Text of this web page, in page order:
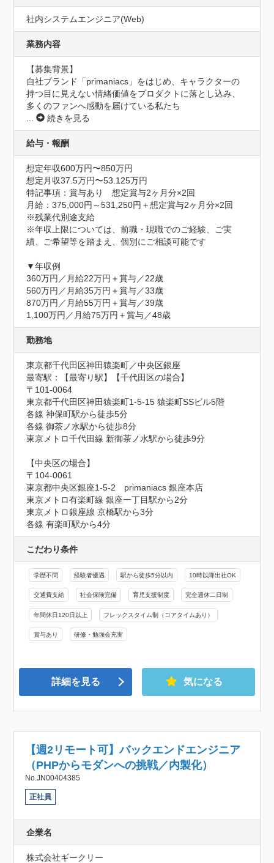
社内システムエンジニア(Web)
業務内容
【募集背景】
自社ブランド「primaniacs」をはじめ、キャラクターの
持つ目に見えない情緒価値をプロダクトに落とし込み、
多くのファンへ感動を届けている私たち
...
続きを見る
給与・報酬
想定年収600万円〜850万円
想定月収37.5万円〜53.125万円
特記事項：賞与あり　想定賞与2ヶ月分×2回
月給：375,000円～531,250円＋想定賞与2ヶ月分×2回
※残業代別途支給
※年収上限については、前職・現職でのご経験、ご実
績、ご希望等を踏まえ、個別にご相談可能です
▼年収例
360万円／月給22万円＋賞与／22歳
560万円／月給35万円＋賞与／33歳
870万円／月給55万円＋賞与／39歳
1,100万円／月給75万円＋賞与／48歳
勤務地
東京都千代田区神田猿楽町／中央区銀座
最寄駅：【最寄り駅】【千代田区の場合】
〒101-0064
東京都千代田区神田猿楽町1-5-15 猿楽町SSビル5階
各線 神保町駅から徒歩5分
各線 御茶ノ水駅から徒歩8分
東京メトロ千代田線 新御茶ノ水駅から徒歩9分
【中央区の場合】
〒104-0061
東京都中央区銀座1-5-2　primaniacs 銀座本店
東京メトロ有楽町線 銀座一丁目駅から2分
東京メトロ銀座線 京橋駅から3分
各線 有楽町駅から4分
こだわり条件
学歴不問 経験者優遇 駅から徒歩5分以内 10時以降出社OK
交通費支給 社会保険完備 育児支援制度 完全週休二日制
年間休日120日以上 フレックスタイム制（コアタイムあり）
賞与あり 研修・勉強会充実
詳細を見る 気になる
【週2リモート可】バックエンドエンジニア
（PHPからモダンへの挑戦／内製化）
No.JN00404385
正社員
企業名
株式会社ギークリー